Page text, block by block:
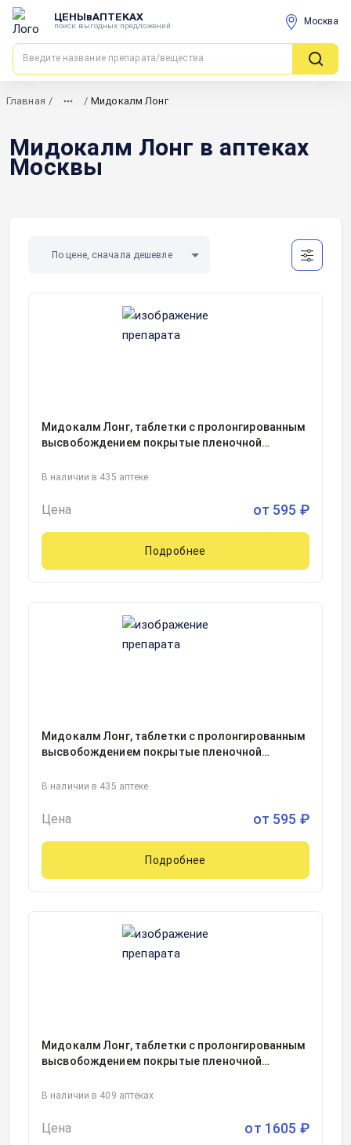
ЦЕНЫвАПТЕКАХ
поиск выгодных предложений Москва
Главная / / Мидокалм Лонг
Мидокалм Лонг в аптеках
Москвы
По цене, сначала дешевле
Мидокалм Лонг, таблетки с пролонгированным
высвобождением покрытые пленочной
В наличии в 435 аптеке
Цена от 595 ₽
Подробнее
Мидокалм Лонг, таблетки с пролонгированным
высвобождением покрытые пленочной
Рихтер Польша, Польша
В наличии в 435 аптеке
Цена от 595 ₽
Подробнее
Мидокалм Лонг, таблетки с пролонгированным
высвобождением покрытые пленочной
В наличии в 409 аптеках
Цена от 1605 ₽